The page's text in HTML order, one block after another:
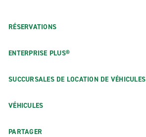
RÉSERVATIONS
ENTERPRISE PLUS®
SUCCURSALES DE LOCATION DE VÉHICULES
VÉHICULES
PARTAGER